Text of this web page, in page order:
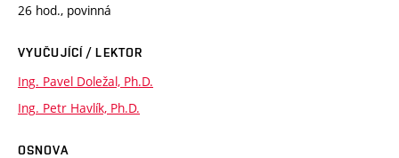
26 hod., povinná
VYUČUJÍCÍ / LEKTOR
Ing. Pavel Doležal, Ph.D.
Ing. Petr Havlík, Ph.D.
OSNOVA